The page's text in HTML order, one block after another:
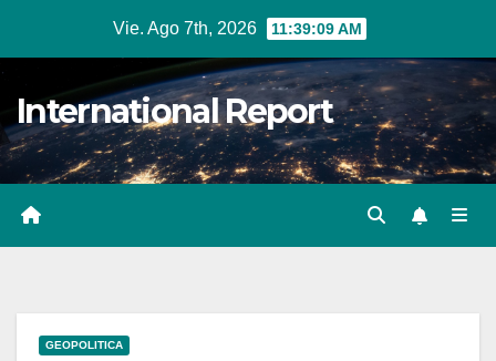
Vie. Ago 7th, 2026 11:39:10 AM
International Report
GEOPOLITICA